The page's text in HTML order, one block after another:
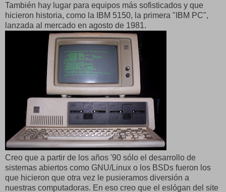
También hay lugar para equipos más sofisticados y que
hicieron historia, como la IBM 5150, la primera "IBM PC",
lanzada al mercado en agosto de 1981.
Creo que a partir de los años '90 sólo el desarrollo de
sistemas abiertos como GNU/Linux o los BSDs fueron los
que hicieron que otra vez le pusieramos diversión a
nuestras computadoras. En eso creo que el eslógan del site